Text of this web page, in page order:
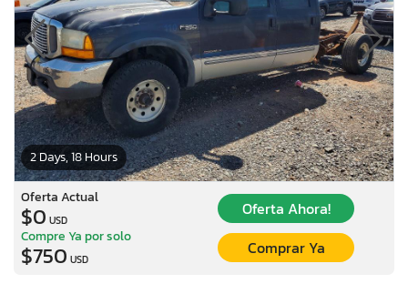
2 Days, 18 Hours
Oferta Actual
$0 USD
Oferta Ahora!
Compre Ya por solo
$750 USD
Comprar Ya